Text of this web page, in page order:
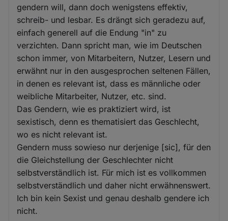
gendern will, dann doch wenigstens effektiv,
schreib- und lesbar. Es drängt sich geradezu auf,
einfach generell auf die Endung "in" zu
verzichten. Dann spricht man, wie im Deutschen
schon immer, von Mitarbeitern, Nutzer, Lesern und
erwähnt nur in den ausgesprochen seltenen Fällen,
in denen es relevant ist, dass es männliche oder
weibliche Mitarbeiter, Nutzer, etc. sind.
Das Gendern, wie es praktiziert wird, ist
sexistisch, denn es thematisiert das Geschlecht,
wo es nicht relevant ist.
Gendern muss sowieso nur derjenige [sic], für den
die Gleichstellung der Geschlechter nicht
selbstverständlich ist. Für mich ist es vollkommen
selbstverständlich und daher nicht erwähnenswert.
Ich bin kein Sexist und genau deshalb gendere ich
nicht.